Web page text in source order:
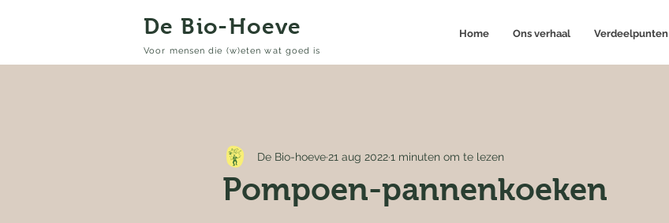
Pompoen-pannenkoeken
De Bio-hoeve 21 aug 20221 minuten om te lezen
De Bio-Hoeve
Voor mensen die (w)eten wat goed is
Home Ons verhaal Verdeelpunten